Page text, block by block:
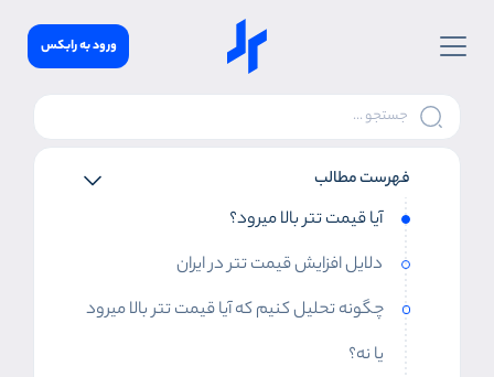
ورود به رابکس
فهرست مطالب
آیا قیمت تتر بالا میرود؟
دلایل افزایش قیمت تتر در ایران
چگونه تحلیل کنیم که آیا قیمت تتر بالا میرود
یا نه؟